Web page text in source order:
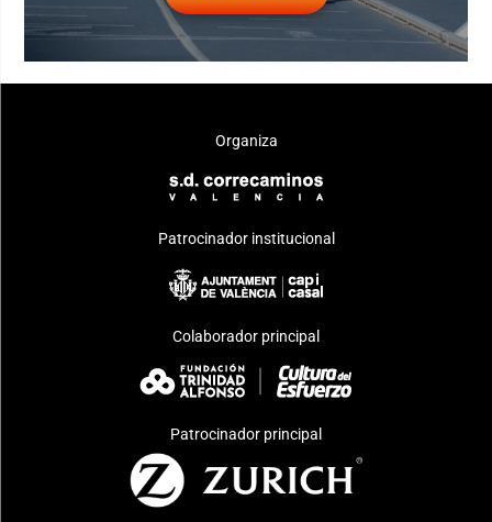
Organiza
Patrocinador institucional
Colaborador principal
Patrocinador principal